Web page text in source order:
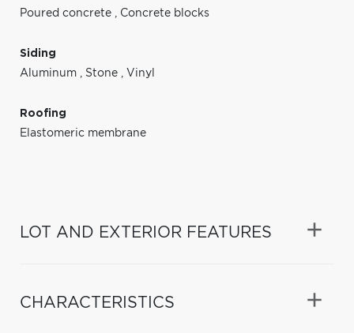
Poured concrete
Concrete blocks
Siding
Aluminum
Stone Vinyl
Roofing
Elastomeric membrane
LOT AND EXTERIOR FEATURES
CHARACTERISTICS